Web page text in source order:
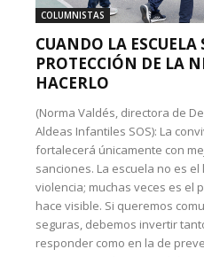
COLUMNISTAS
CUANDO LA ESCUELA
PROTECCIÓN DE LA
HACERLO
(Norma Valdés, directora de
Aldeas Infantiles SOS): La
fortalecerá únicamente con
sanciones. La escuela no es
violencia; muchas veces es el
hace visible. Si queremos
seguras, debemos invertir
responder como en la de